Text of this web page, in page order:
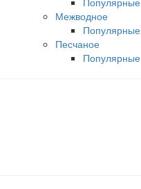
Межводное
Популярные
Песчаное
Популярные